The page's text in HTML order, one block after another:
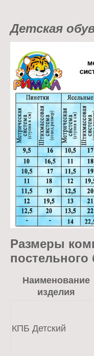
Детская
Размеры
постельного
Наименование
изделия
КПБ Детский